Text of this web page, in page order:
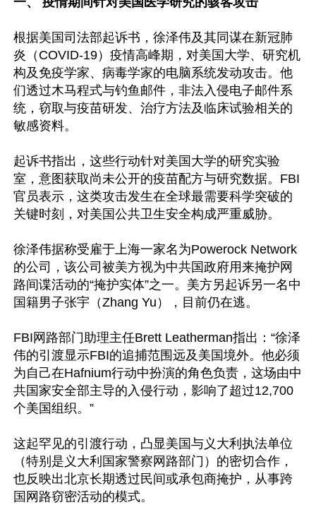
根据美国司法部起诉书，徐泽伟及其同谋在新冠肺
炎（COVID-19）疫情高峰期，对美国大学、研究机
构及免疫学家、病毒学家的电脑系统发动攻击。他
们透过木马程式与钓鱼邮件，非法入侵电子邮件系
统，窃取与疫苗研发、治疗方法及临床试验相关的
敏感资料。
起诉书指出，这些行动针对美国大学的研究实验
室，意图获取尚未公开的疫苗配方与研究数据。FBI
官员表示，这类攻击发生在全球最需要科学突破的
关键时刻，对美国公共卫生安全构成严重威胁。
徐泽伟据称受雇于上海一家名为Powerock Network
的公司，该公司被美方视为中共国政府用来掩护网
路间谍活动的“掩护实体”之一。美方另起诉另一名中
国籍男子张宇（Zhang Yu），目前仍在逃。
FBI网路部门助理主任Brett Leatherman指出：“徐泽
伟的引渡显示FBI的追捕范围远及美国境外。他必须
为自己在Hafnium行动中扮演的角色负责，这场由中
共国家安全部主导的入侵行动，影响了超过12,700
个美国组织。”
这起罕见的引渡行动，凸显美国与义大利执法单位
（特别是义大利国家警察网路部门）的密切合作，
也反映出北京长期透过民间或承包商掩护，从事跨
国网路窃密活动的模式。